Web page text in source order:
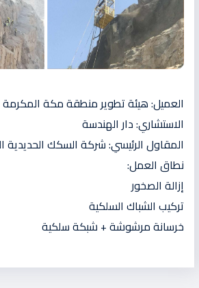
العميل: هيئة تطوير منطقة مكة المكرمة
الاستشاري: دار الهندسة
المقاول الرئيسي: شركة السكك الحديدية
نطاق العمل:
إزالة الصخور
تركيب الشباك السلكية
خرسانة مرشوشة + شبكة سلكية